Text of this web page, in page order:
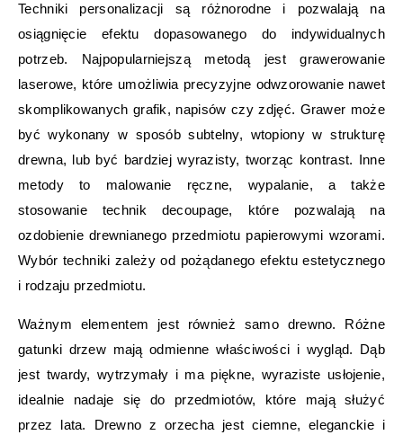
Techniki personalizacji są różnorodne i pozwalają na
osiągnięcie efektu dopasowanego do indywidualnych
potrzeb. Najpopularniejszą metodą jest grawerowanie
laserowe, które umożliwia precyzyjne odwzorowanie nawet
skomplikowanych grafik, napisów czy zdjęć. Grawer może
być wykonany w sposób subtelny, wtopiony w strukturę
drewna, lub być bardziej wyrazisty, tworząc kontrast. Inne
metody to malowanie ręczne, wypalanie, a także
stosowanie technik decoupage, które pozwalają na
ozdobienie drewnianego przedmiotu papierowymi wzorami.
Wybór techniki zależy od pożądanego efektu estetycznego
i rodzaju przedmiotu.
Ważnym elementem jest również samo drewno. Różne
gatunki drzew mają odmienne właściwości i wygląd. Dąb
jest twardy, wytrzymały i ma piękne, wyraziste usłojenie,
idealnie nadaje się do przedmiotów, które mają służyć
przez lata. Drewno z orzecha jest ciemne, eleganckie i